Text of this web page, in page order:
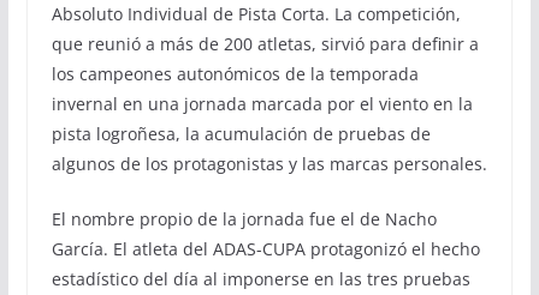
Absoluto Individual de Pista Corta. La competición,
que reunió a más de 200 atletas, sirvió para definir a
los campeones autonómicos de la temporada
invernal en una jornada marcada por el viento en la
pista logroñesa, la acumulación de pruebas de
algunos de los protagonistas y las marcas personales.
El nombre propio de la jornada fue el de Nacho
García. El atleta del ADAS-CUPA protagonizó el hecho
estadístico del día al imponerse en las tres pruebas